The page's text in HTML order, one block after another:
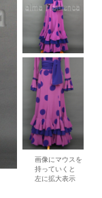
画像にマウスを
持っていくと
左に拡大表示